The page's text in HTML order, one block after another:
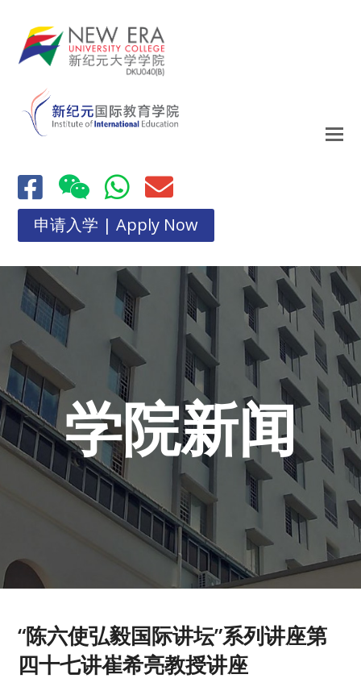
申请入学 | Apply Now
学院新闻
“陈六使弘毅国际讲坛”系列讲座第
四十七讲崔希亮教授讲座